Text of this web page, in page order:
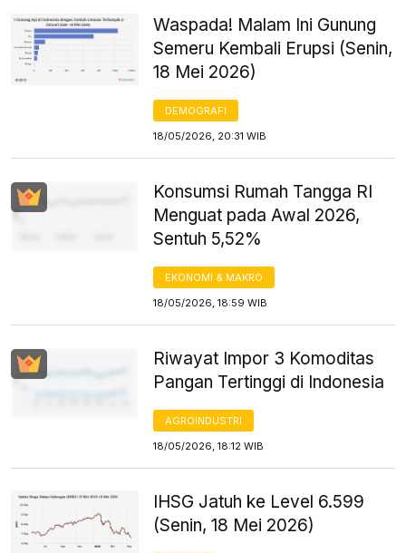
Waspada! Malam Ini Gunung
Semeru Kembali Erupsi (Senin,
18 Mei 2026)
DEMOGRAFI
18/05/2026, 20:31 WIB
Konsumsi Rumah Tangga RI
Menguat pada Awal 2026,
Sentuh 5,52%
EKONOMI & MAKRO
18/05/2026, 18:59 WIB
Riwayat Impor 3 Komoditas
Pangan Tertinggi di Indonesia
AGROINDUSTRI
18/05/2026, 18:12 WIB
IHSG Jatuh ke Level 6.599
(Senin, 18 Mei 2026)